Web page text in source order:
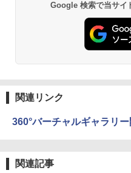
Google 検索で当サイ
関連リンク
360°バーチャルギャラリ
関連記事